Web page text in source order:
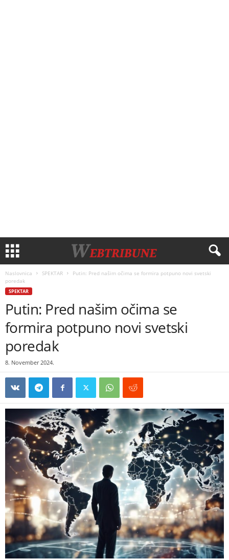
Naslovnica SPEKTAR
Putin: Pred ​​našim očima se formira potpuno novi svetski
poredak
SPEKTAR
Putin: Pred ​​našim očima se
formira potpuno novi svetski
poredak
8. November 2024.